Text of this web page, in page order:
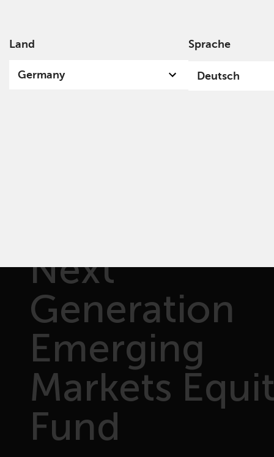
Land
Germany
Sprache
Deutsch
Next
Generation
Emerging
Markets
Fund